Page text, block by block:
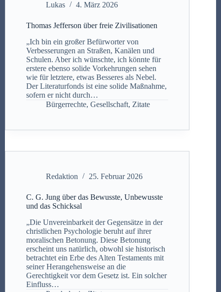
Lukas 4. März 2026
Thomas Jefferson über freie Zivilisationen
„Ich bin ein großer Befürworter von
Verbesserungen an Straßen, Kanälen und
Schulen. Aber ich wünschte, ich könnte für
erstere ebenso solide Vorkehrungen sehen
wie für letztere, etwas Besseres als Nebel.
Der Literaturfonds ist eine solide Maßnahme,
sofern er nicht durch…
Bürgerrechte, Gesellschaft, Zitate
Redaktion 25. Februar 2026
C. G. Jung über das Bewusste, Unbewusste
und das Schicksal
„Die Unvereinbarkeit der Gegensätze in der
christlichen Psychologie beruht auf ihrer
moralischen Betonung. Diese Betonung
erscheint uns natürlich, obwohl sie historisch
betrachtet ein Erbe des Alten Testaments mit
seiner Herangehensweise an die
Gerechtigkeit vor dem Gesetz ist. Ein solcher
Einfluss…